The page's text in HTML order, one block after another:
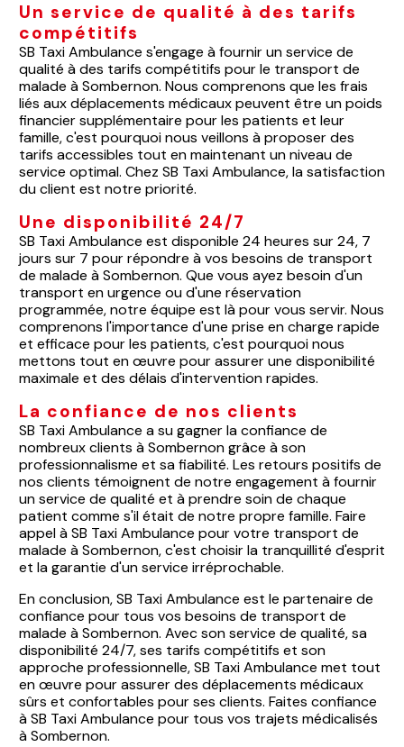
Un service de qualité à des tarifs
compétitifs
SB Taxi Ambulance s'engage à fournir un service de
qualité à des tarifs compétitifs pour le transport de
malade à Sombernon. Nous comprenons que les frais
liés aux déplacements médicaux peuvent être un poids
financier supplémentaire pour les patients et leur
famille, c'est pourquoi nous veillons à proposer des
tarifs accessibles tout en maintenant un niveau de
service optimal. Chez SB Taxi Ambulance, la satisfaction
du client est notre priorité.
Une disponibilité 24/7
SB Taxi Ambulance est disponible 24 heures sur 24, 7
jours sur 7 pour répondre à vos besoins de transport
de malade à Sombernon. Que vous ayez besoin d'un
transport en urgence ou d'une réservation
programmée, notre équipe est là pour vous servir. Nous
comprenons l'importance d'une prise en charge rapide
et efficace pour les patients, c'est pourquoi nous
mettons tout en œuvre pour assurer une disponibilité
maximale et des délais d'intervention rapides.
La confiance de nos clients
SB Taxi Ambulance a su gagner la confiance de
nombreux clients à Sombernon grâce à son
professionnalisme et sa fiabilité. Les retours positifs de
nos clients témoignent de notre engagement à fournir
un service de qualité et à prendre soin de chaque
patient comme s'il était de notre propre famille. Faire
appel à SB Taxi Ambulance pour votre transport de
malade à Sombernon, c'est choisir la tranquillité d'esprit
et la garantie d'un service irréprochable.
En conclusion, SB Taxi Ambulance est le partenaire de
confiance pour tous vos besoins de transport de
malade à Sombernon. Avec son service de qualité, sa
disponibilité 24/7, ses tarifs compétitifs et son
approche professionnelle, SB Taxi Ambulance met tout
en œuvre pour assurer des déplacements médicaux
sûrs et confortables pour ses clients. Faites confiance
à SB Taxi Ambulance pour tous vos trajets médicalisés
à Sombernon.